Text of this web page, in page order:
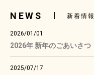
NEWS 新着情報
2026/01/01
2026年 新年のごあいさつ
2025/07/17